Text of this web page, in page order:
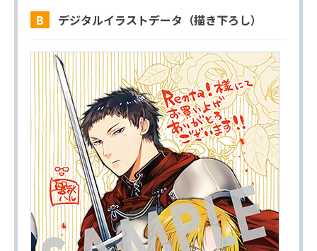
B デジタルイラストデータ（描き下ろし）